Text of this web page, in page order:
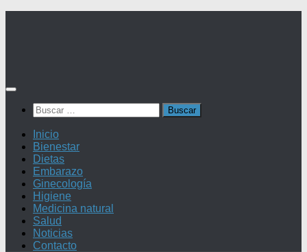
Buscar:
Inicio
Bienestar
Dietas
Embarazo
Ginecología
Higiene
Medicina natural
Salud
Noticias
Contacto